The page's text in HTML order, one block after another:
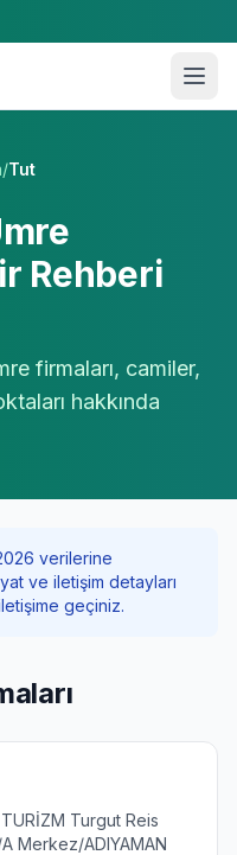
/Tut
Rehberi
firmaları, camiler,
hakkında
verilerine
ve iletişim detayları
geçiniz.
Turgut Reis
Merkez/ADIYAMAN